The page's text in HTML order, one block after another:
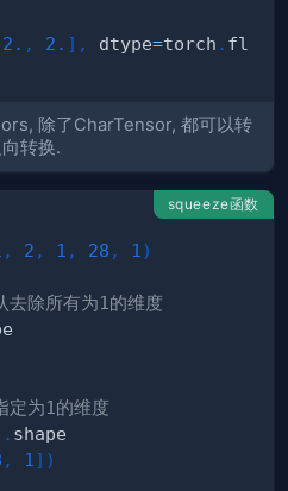
2. , 2. ] , dtype=torch . fl
除了CharTensor, 都可以转
转换.
squeeze函数
, 2 , 1 , 28 , 1 )
除所有为1的维度
为1的维度
.
, 1 ] )